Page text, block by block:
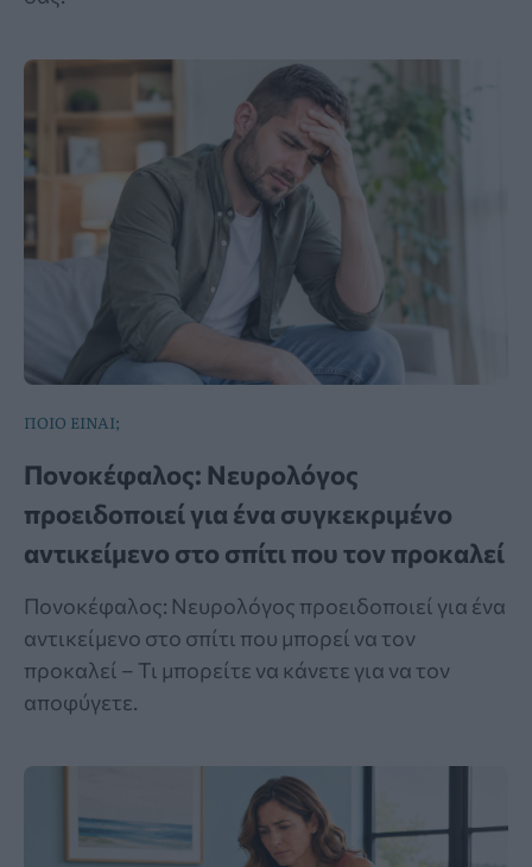
ΠΟΙΟ ΕΙΝΑΙ;
Πονοκέφαλος: Νευρολόγος
προειδοποιεί για ένα συγκεκριμένο
αντικείμενο στο σπίτι που τον προκαλεί
Πονοκέφαλος: Νευρολόγος προειδοποιεί για ένα
αντικείμενο στο σπίτι που μπορεί να τον
προκαλεί – Τι μπορείτε να κάνετε για να τον
αποφύγετε.